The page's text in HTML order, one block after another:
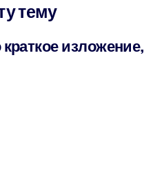
тему
краткое изложение,